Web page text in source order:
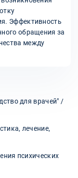
Эффективность
обращения за
между
для врачей" /
лечение,
психических